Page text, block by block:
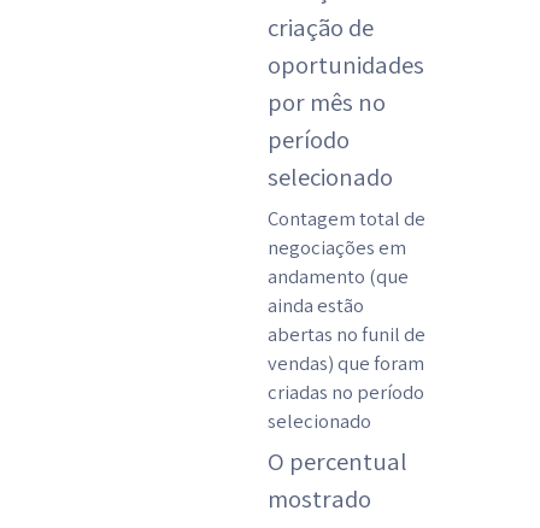
criação de
oportunidades
por mês no
período
selecionado
Contagem total de
negociações em
andamento (que
ainda estão
abertas no funil de
vendas) que foram
criadas no período
selecionado
O percentual
mostrado